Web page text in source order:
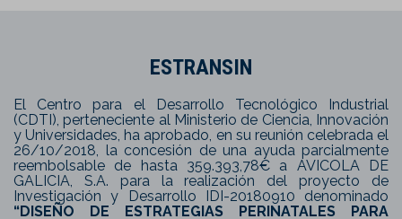
ESTRANSIN
El Centro para el Desarrollo Tecnológico Industrial
(CDTI), perteneciente al Ministerio de Ciencia, Innovación
y Universidades, ha aprobado, en su reunión celebrada el
26/10/2018, la concesión de una ayuda parcialmente
reembolsable de hasta 359.393,78€ a AVICOLA DE
GALICIA, S.A. para la realización del proyecto de
Investigación y Desarrollo IDI-20180910 denominado
“DISEÑO DE ESTRATEGIAS PERINATALES PARA